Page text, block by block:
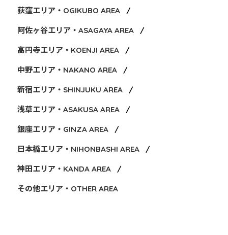
荻窪エリア・OGIKUBO AREA
阿佐ヶ谷エリア・ASAGAYA AREA
高円寺エリア・KOENJI AREA
中野エリア・NAKANO AREA
新宿エリア・SHINJUKU AREA
浅草エリア・ASAKUSA AREA
銀座エリア・GINZA AREA
日本橋エリア・NIHONBASHI AREA
神田エリア・KANDA AREA
その他エリア・OTHER AREA